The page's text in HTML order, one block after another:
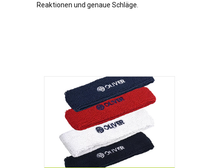
Reaktionen und genaue Schläge.